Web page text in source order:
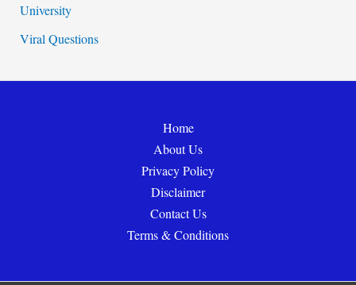
University
Viral Questions
Home
About Us
Privacy Policy
Disclaimer
Contact Us
Terms & Conditions